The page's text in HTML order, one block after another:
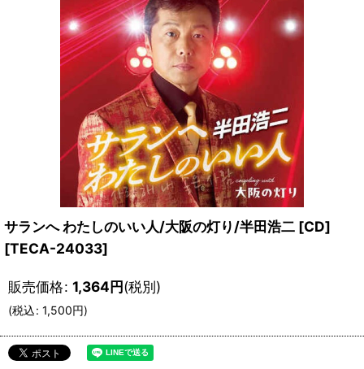
サランへ わたしのいい人/大阪の灯り/半田浩二 [CD]
[TECA-24033]
販売価格: 1,364円(税別)
(税込: 1,500円)